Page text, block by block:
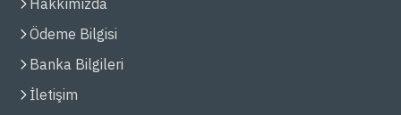
Hakkımızda
Ödeme Bilgisi
Banka Bilgileri
İletişim